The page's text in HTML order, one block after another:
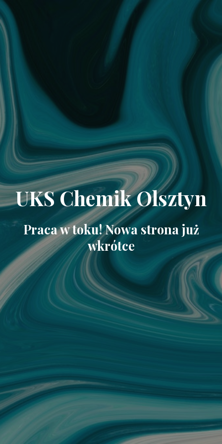
UKS Chemik Olsztyn
Praca w toku! Nowa strona już
wkrótce